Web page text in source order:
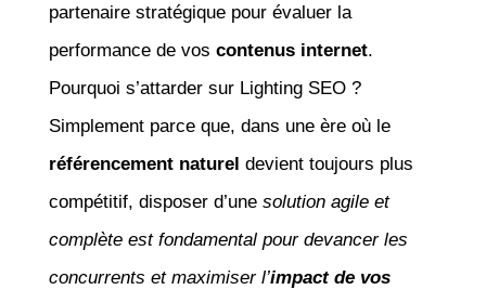
partenaire stratégique pour évaluer la
performance de vos contenus internet.
Pourquoi s’attarder sur Lighting SEO ?
Simplement parce que, dans une ère où le
référencement naturel devient toujours plus
compétitif, disposer d’une solution agile et
complète est fondamental pour devancer les
concurrents et maximiser l’impact de vos